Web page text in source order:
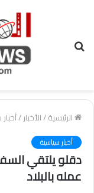
الرئيسية/الأخبار/
أخبار سياسية
دقلو يلتقي
عمله بالبلاد